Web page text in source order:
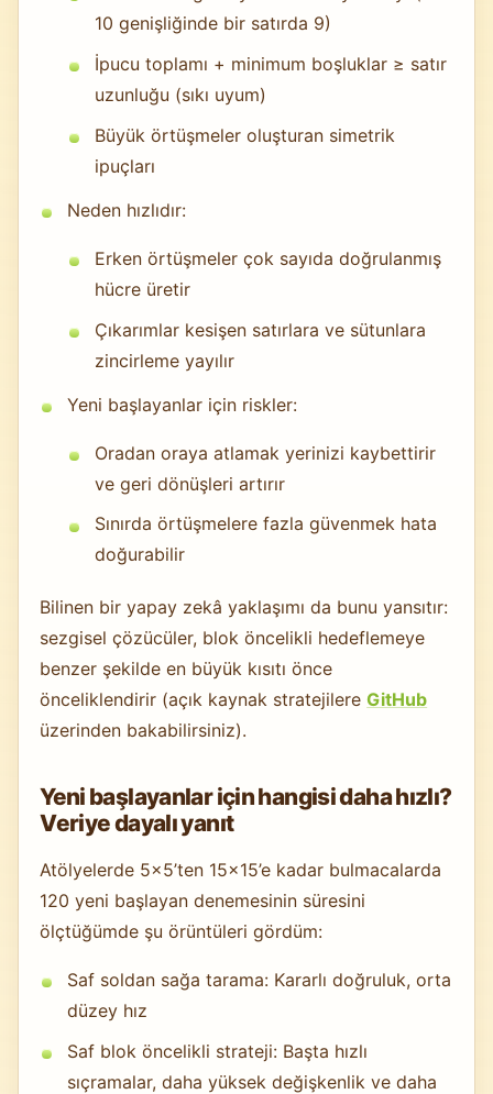
10 genişliğinde bir satırda 9)
İpucu toplamı + minimum boşluklar ≥ satır
uzunluğu (sıkı uyum)
Büyük örtüşmeler oluşturan simetrik
ipuçları
Neden hızlıdır:
Erken örtüşmeler çok sayıda doğrulanmış
hücre üretir
Çıkarımlar kesişen satırlara ve sütunlara
zincirleme yayılır
Yeni başlayanlar için riskler:
Oradan oraya atlamak yerinizi kaybettirir
ve geri dönüşleri artırır
Sınırda örtüşmelere fazla güvenmek hata
doğurabilir
Bilinen bir yapay zekâ yaklaşımı da bunu yansıtır:
sezgisel çözücüler, blok öncelikli hedeflemeye
benzer şekilde en büyük kısıtı önce
önceliklendirir (açık kaynak stratejilereGitHub
üzerinden bakabilirsiniz).
Yeni başlayanlar için hangisi daha hızlı?
Veriye dayalı yanıt
Atölyelerde 5×5’ten 15×15’e kadar bulmacalarda
120 yeni başlayan denemesinin süresini
ölçtüğümde şu örüntüleri gördüm:
Saf soldan sağa tarama: Kararlı doğruluk, orta
düzey hız
Saf blok öncelikli strateji: Başta hızlı
sıçramalar, daha yüksek değişkenlik ve daha